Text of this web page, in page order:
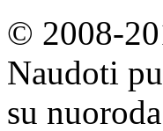
© 2008-
Naudoti
su